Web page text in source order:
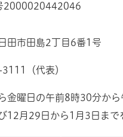
2000020442046
田市田島2丁目6番1号
（代表）
金曜日の午前8時30分か
12月29日から1月3日まで